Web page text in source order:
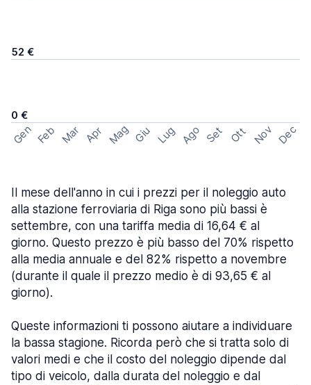
52 €
0 €
Gen Feb Mar Apr Mag Giu Lug Ago Set Ott Nov Dec
Il mese dell'anno in cui i prezzi per il noleggio auto
alla stazione ferroviaria di Riga sono più bassi è
settembre, con una tariffa media di 16,64 € al
giorno. Questo prezzo è più basso del 70% rispetto
alla media annuale e del 82% rispetto a novembre
(durante il quale il prezzo medio è di 93,65 € al
giorno).
Queste informazioni ti possono aiutare a individuare
la bassa stagione. Ricorda però che si tratta solo di
valori medi e che il costo del noleggio dipende dal
tipo di veicolo, dalla durata del noleggio e dal